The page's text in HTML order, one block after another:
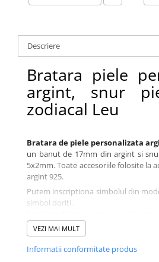
Descriere
Bratara piele
argint, snur
zodiacal Leu
Bratara de piele personalizata
un banut de 17mm din argint si
5x2mm. Toate accesoriile folosite la
argint 925.
Putem inscriptiona simbolul din
simbol doriti.
din magazin ce contine un banut de
In functie de mesajul ales, fontul
noastra experimentata de designeri
VEZI MAI MULT
Informatii conformitate produs